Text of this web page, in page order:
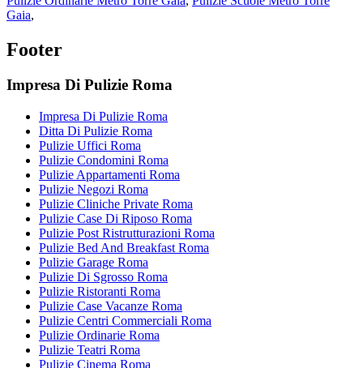
Gaia,
Footer
Impresa Di Pulizie Roma
Impresa Di Pulizie Roma
Ditta Di Pulizie Roma
Pulizie Uffici Roma
Pulizie Condomini Roma
Pulizie Appartamenti Roma
Pulizie Negozi Roma
Pulizie Cliniche Private Roma
Pulizie Case Di Riposo Roma
Pulizie Post Ristrutturazioni Roma
Pulizie Bed And Breakfast Roma
Pulizie Garage Roma
Pulizie Di Sgrosso Roma
Pulizie Ristoranti Roma
Pulizie Case Vacanze Roma
Pulizie Centri Commerciali Roma
Pulizie Ordinarie Roma
Pulizie Teatri Roma
Pulizie Cinema Roma